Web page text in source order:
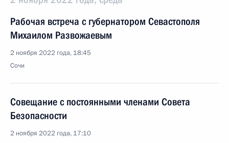
Рабочая встреча с губернатором Севастополя
Михаилом Развожаевым
2 ноября 2022 года, 18:45
Сочи
Совещание с постоянными членами Совета
Безопасности
2 ноября 2022 года, 17:10